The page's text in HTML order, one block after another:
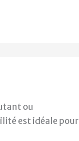
ou
est idéale pour